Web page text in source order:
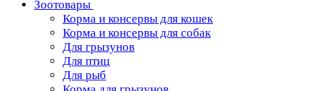
Зоотовары
Корма и консервы для кошек
Корма и консервы для собак
Для грызунов
Для птиц
Для рыб